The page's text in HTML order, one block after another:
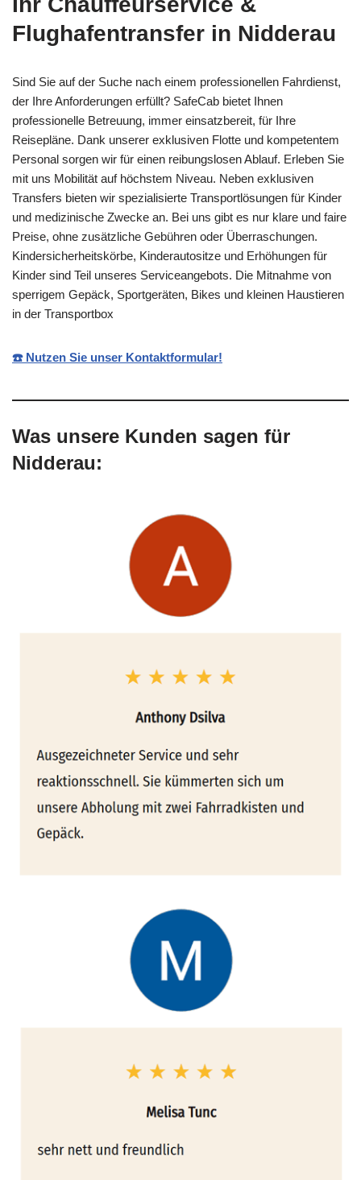
Flughafentransfer in Nidderau
Sind Sie auf der Suche nach einem professionellen Fahrdienst,
der Ihre Anforderungen erfüllt? SafeCab bietet Ihnen
professionelle Betreuung, immer einsatzbereit, für Ihre
Reisepläne. Dank unserer exklusiven Flotte und kompetentem
Personal sorgen wir für einen reibungslosen Ablauf. Erleben Sie
mit uns Mobilität auf höchstem Niveau. Neben exklusiven
Transfers bieten wir spezialisierte Transportlösungen für Kinder
und medizinische Zwecke an. Bei uns gibt es nur klare und faire
Preise, ohne zusätzliche Gebühren oder Überraschungen.
Kindersicherheitskörbe, Kinderautositze und Erhöhungen für
Kinder sind Teil unseres Serviceangebots. Die Mitnahme von
sperrigem Gepäck, Sportgeräten, Bikes und kleinen Haustieren
in der Transportbox
☎️ Nutzen Sie unser Kontaktformular!
Was unsere Kunden sagen für
Nidderau: